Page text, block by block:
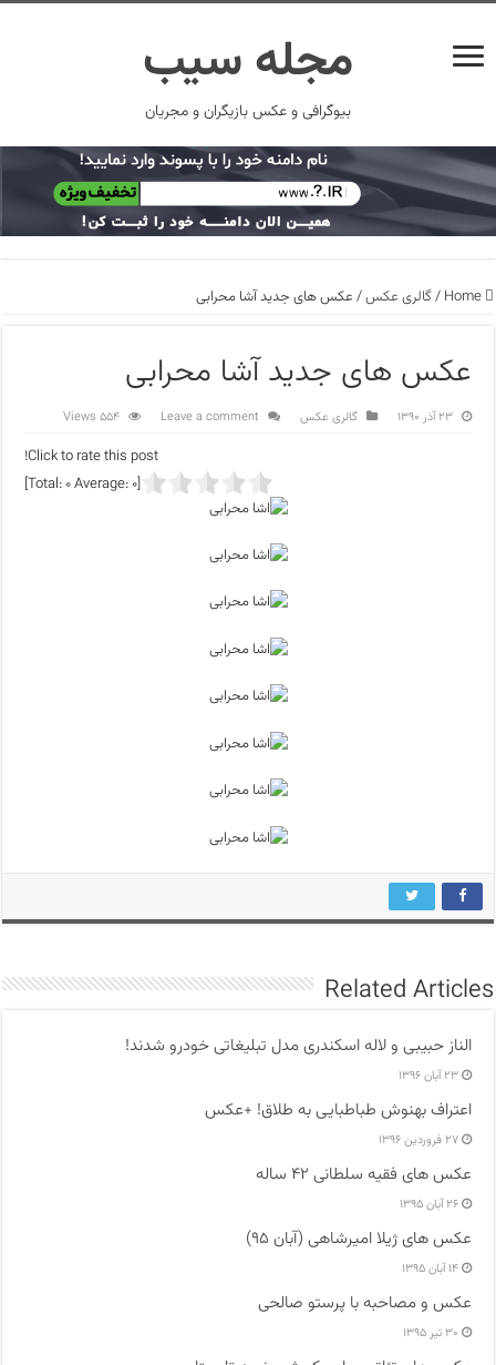
مجله سیب
بیوگرافی و عکس بازیگران و مجریان
Home
/گالری عکس/ عکس های جدید آشا محرابی
عکس های جدید آشا محرابی
۲۳ آذر ۱۳۹۰ گالری عکس Leave a comment
554 Views
Click to rate this post!
[Total:
0Average: 0
]
Related Articles
الناز حبیبی و لاله اسکندری مدل تبلیغاتی خودرو شدند!
۲۳ آبان ۱۳۹۶
اعتراف بهنوش طباطبایی به طلاق! +عکس
۲۷ فروردین ۱۳۹۶
عکس های فقیه سلطانی ۴۲ ساله
۲۶ آبان ۱۳۹۵
عکس های ژیلا امیرشاهی (آبان ۹۵)
۱۴ آبان ۱۳۹۵
عکس و مصاحبه با پرستو صالحی
۳۰ تیر ۱۳۹۵